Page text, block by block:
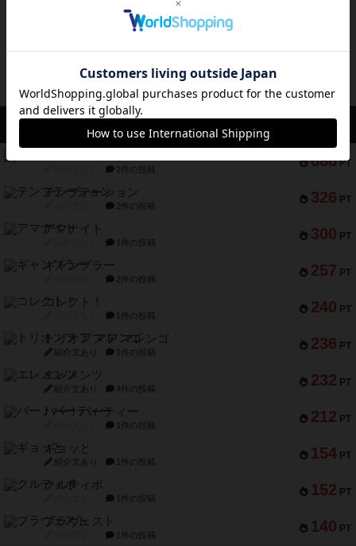
ボドゲーマのアプリ版はこちら
アクセス数 急上昇中
686 PT
2件の投稿
326 PT
テンプテーション
2件の投稿
300 PT
アマナイト
1件の投稿
257 PT
ギャンブラー
2件の投稿
240 PT
コレクト！
1件の投稿
236 PT
トリオンフ ア マレンゴ
紹介文あり 1件の投稿
232 PT
エレメンツ
紹介文あり 4件の投稿
212 PT
バー！パーティー
1件の投稿
154 PT
ギョッと
紹介文あり 1件の投稿
152 PT
クルティボ
1件の投稿
140 PT
ブラヴェスト
1件の投稿